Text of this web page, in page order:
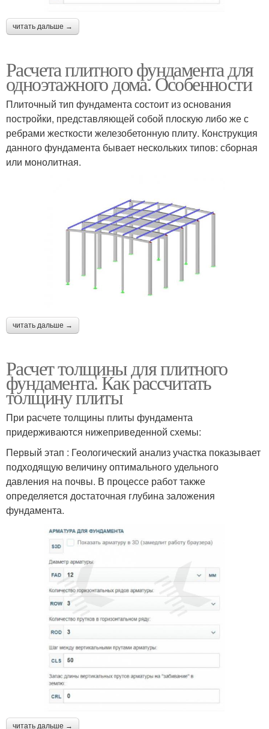
читать дальше →
Расчета плитного фундамента для
одноэтажного дома. Особенности
Плиточный тип фундамента состоит из основания
постройки, представляющей собой плоскую либо же с
ребрами жесткости железобетонную плиту. Конструкция
данного фундамента бывает нескольких типов: сборная
или монолитная.
читать дальше →
Расчет толщины для плитного
фундамента. Как рассчитать
толщину плиты
При расчете толщины плиты фундамента
придерживаются нижеприведенной схемы:
Первый этап : Геологический анализ участка показывает
подходящую величину оптимального удельного
давления на почвы. В процессе работ также
определяется достаточная глубина заложения
фундамента.
читать дальше →